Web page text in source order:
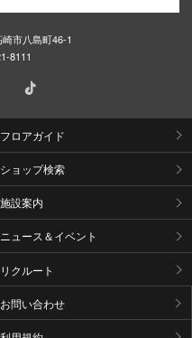
市八島町46-1
8111
フロアガイド
ショップ検索
施設案内
ニュース＆イベント
リクルート
お問い合わせ